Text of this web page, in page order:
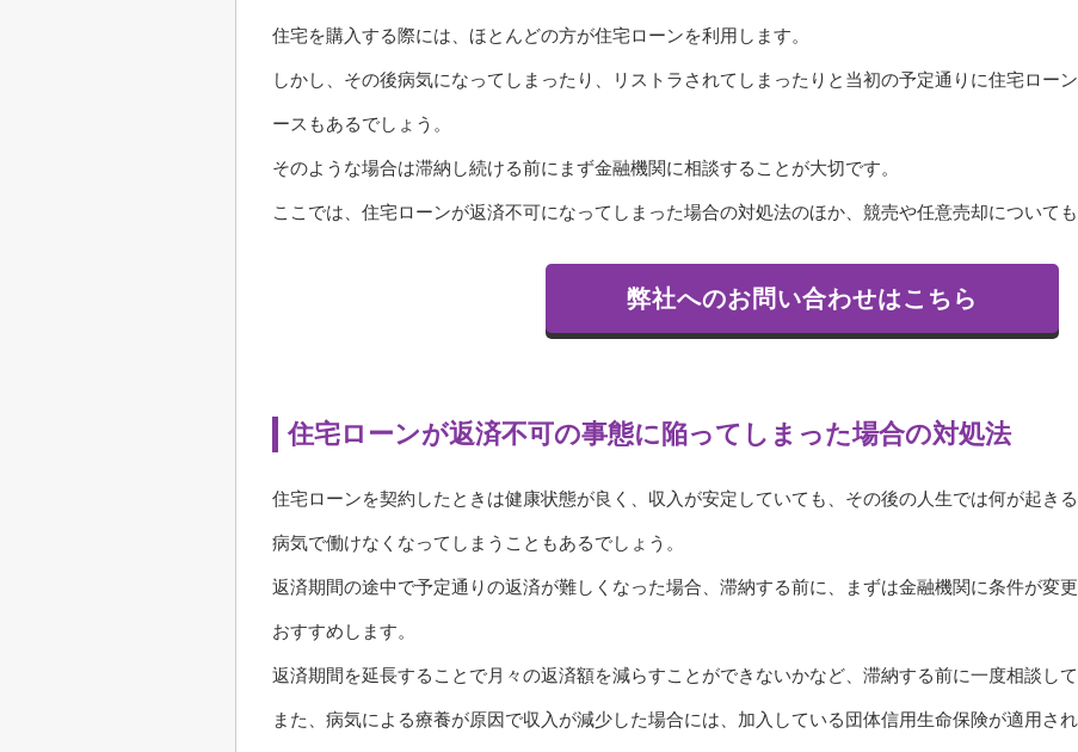
住宅を購入する際には、ほとんどの方が住宅ローンを利用します。
しかし、その後病気になってしまったり、リストラされてしまったりと当初の予定通りに住宅ロー
ースもあるでしょう。
そのような場合は滞納し続ける前にまず金融機関に相談することが大切です。
ここでは、住宅ローンが返済不可になってしまった場合の対処法のほか、競売や任意売却についても
弊社へのお問い合わせはこちら
住宅ローンが返済不可の事態に陥ってしまった場合の対処法
住宅ローンを契約したときは健康状態が良く、収入が安定していても、その後の人生では何が起きる
病気で働けなくなってしまうこともあるでしょう。
返済期間の途中で予定通りの返済が難しくなった場合、滞納する前に、まずは金融機関に条件が変
おすすめします。
返済期間を延長することで月々の返済額を減らすことができないかなど、滞納する前に一度相談して
また、病気による療養が原因で収入が減少した場合には、加入している団体信用生命保険が適用さ